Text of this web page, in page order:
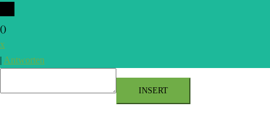
()
x
| Antworten
INSERT